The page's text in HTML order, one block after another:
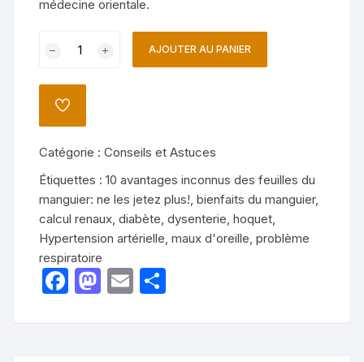
médecine orientale.
avantages
feuilles
du
manguier:
ne
les
jetez
plus!
AJOUTER AU PANIER
AJOUTER
À
LISTE
DE
SOUHAITS
Catégorie :Conseils et Astuces
Étiquettes :10 avantages inconnus des feuilles du
manguier: ne les jetez plus!,bienfaits du manguier,
calcul renaux,diabète,dysenterie,hoquet,
Hypertension artérielle,maux d'oreille,problème
respiratoire
F
M E